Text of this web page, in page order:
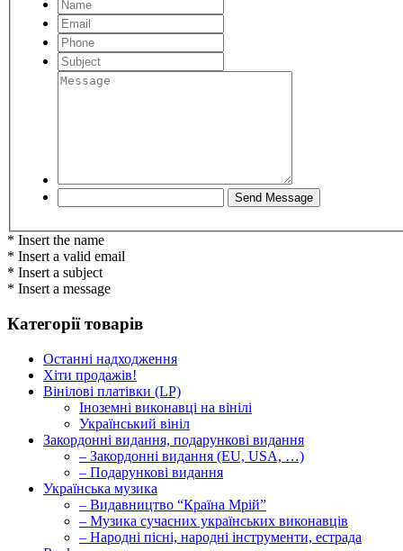
* Insert the name
* Insert a valid email
* Insert a subject
* Insert a message
Категорії товарів
Останні надходження
Хіти продажів!
Вінілові платівки (LP)
Іноземні виконавці на вінілі
Український вініл
Закордонні видання, подарункові видання
– Закордонні видання (EU, USA, …)
– Подарункові видання
Українська музика
– Видавництво “Країна Мрій”
– Музика сучасних українських виконавців
– Народні пісні, народні інструменти, естрада